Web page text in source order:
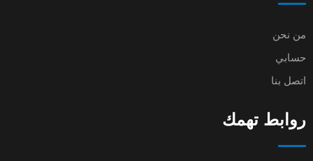
من نحن
حسابي
اتصل بنا
روابط تهمك